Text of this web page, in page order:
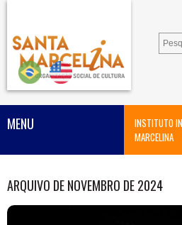
INSTITUTO
MARCELINA
MENU
ARQUIVO DE NOVEMBRO DE 2024